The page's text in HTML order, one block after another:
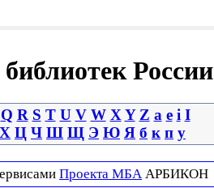
России
Q R S T U V W X Y Z a e i І
Х Ц Ч Ш Щ Э Ю Я б к п у
Проекта МБА АРБИКОН